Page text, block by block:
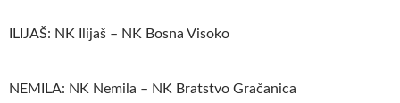
ILIJAŠ: NK Ilijaš – NK Bosna Visoko
NEMILA: NK Nemila – NK Bratstvo Gračanica